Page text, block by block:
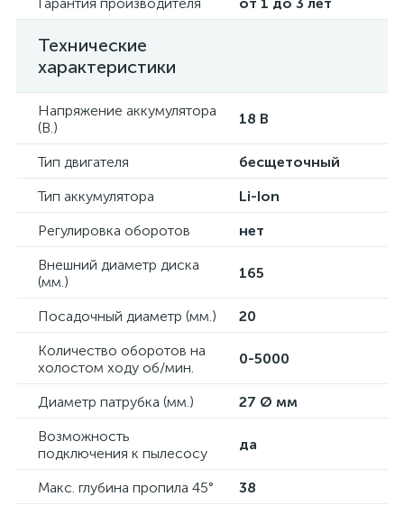
Технические
характеристики
Напряжение аккумулятора
(В.)
18 В
Тип двигателя
бесщеточный
Тип аккумулятора
Li-Ion
Регулировка оборотов
нет
Внешний диаметр диска
(мм.)
165
Посадочный диаметр (мм.)
20
Количество оборотов на
холостом ходу об/мин.
0-5000
Диаметр патрубка (мм.)
27 Ø мм
Возможность
подключения к пылесосу
да
Макс. глубина пропила 45°
38